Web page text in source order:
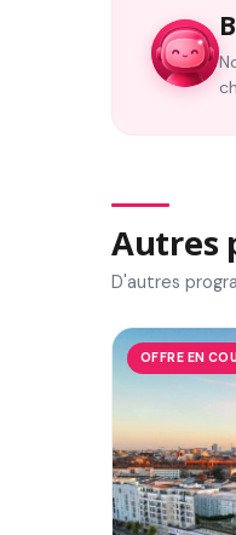
Autres
D'autres
OFFRE EN